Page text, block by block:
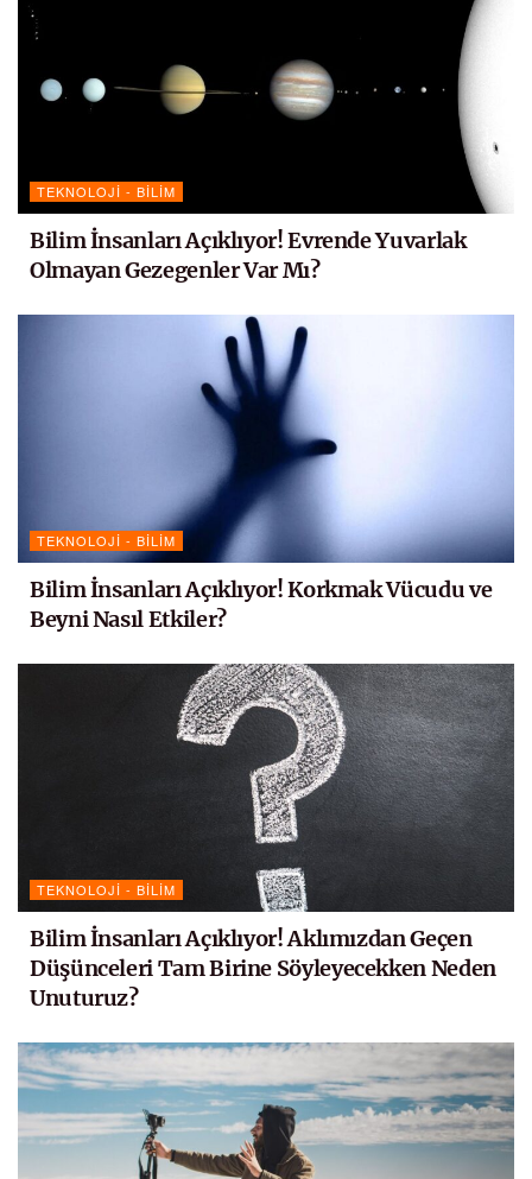
TEKNOLOJI - BILIM
Bilim İnsanları Açıklıyor! Evrende Yuvarlak
Olmayan Gezegenler Var Mı?
TEKNOLOJI - BILIM
Bilim İnsanları Açıklıyor! Korkmak Vücudu ve
Beyni Nasıl Etkiler?
TEKNOLOJI - BILIM
Bilim İnsanları Açıklıyor! Aklımızdan Geçen
Düşünceleri Tam Birine Söyleyecekken Neden
Unuturuz?